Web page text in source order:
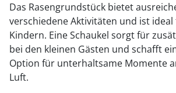
Das Rasengrundstück bietet
verschiedene Aktivitäten und ist
Kindern. Eine Schaukel sorgt für
bei den kleinen Gästen und schafft
Option für unterhaltsame Momente
Luft.